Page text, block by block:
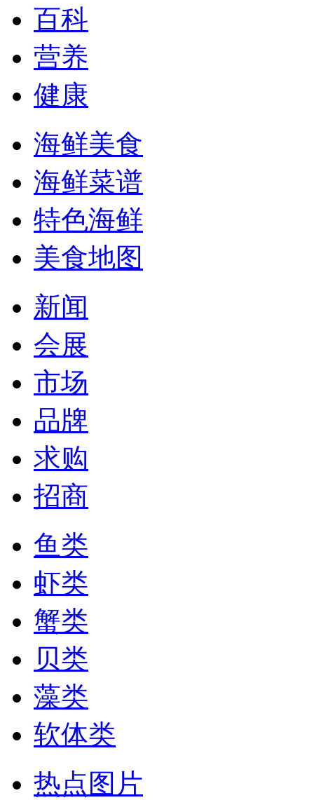
百科
营养
健康
海鲜美食
海鲜菜谱
特色海鲜
美食地图
新闻
会展
市场
品牌
求购
招商
鱼类
虾类
蟹类
贝类
藻类
软体类
热点图片